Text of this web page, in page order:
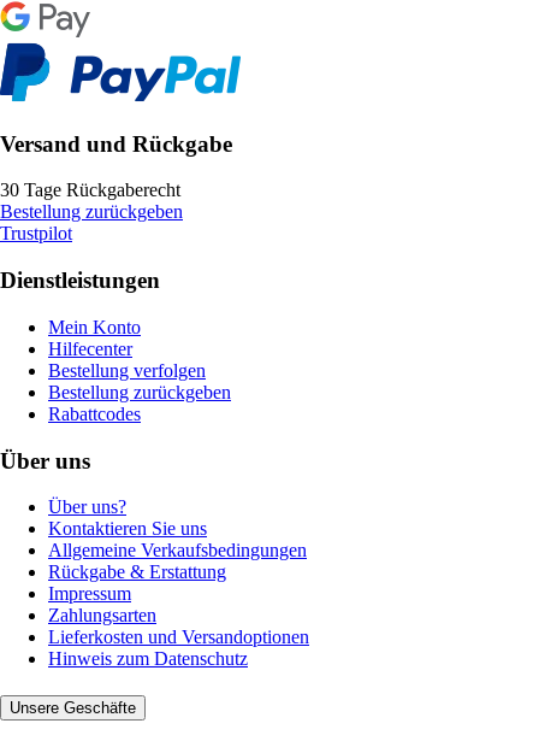
Versand und Rückgabe
30 Tage Rückgaberecht
Bestellung zurückgeben
Trustpilot
Dienstleistungen
Mein Konto
Hilfecenter
Bestellung verfolgen
Bestellung zurückgeben
Rabattcodes
Über uns
Über uns?
Kontaktieren Sie uns
Allgemeine Verkaufsbedingungen
Rückgabe & Erstattung
Impressum
Zahlungsarten
Lieferkosten und Versandoptionen
Hinweis zum Datenschutz
Unsere Geschäfte